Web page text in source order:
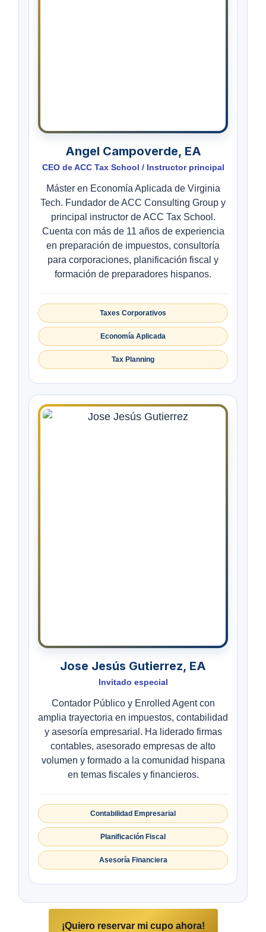
Angel Campoverde, EA
CEO deACC Tax School / Instructor principal
Máster en Economía Aplicada de Virginia
Tech. Fundador de ACC Consulting Group y
principal instructor deACC Tax School .
Cuenta con más de 11 años de experiencia
en preparación de impuestos, consultoría
para corporaciones, planificación fiscal y
formación de preparadores hispanos.
Taxes Corporativos
Economía Aplicada
Tax Planning
Jose Jesús Gutierrez, EA
Invitado especial
Contador Público y Enrolled Agent con
amplia trayectoria en impuestos, contabilidad
y asesoría empresarial. Ha liderado firmas
contables, asesorado empresas de alto
volumen y formado a la comunidad hispana
en temas fiscales y financieros.
Contabilidad Empresarial
Planificación Fiscal
Asesoría Financiera
¡Quiero reservar mi cupo ahora!